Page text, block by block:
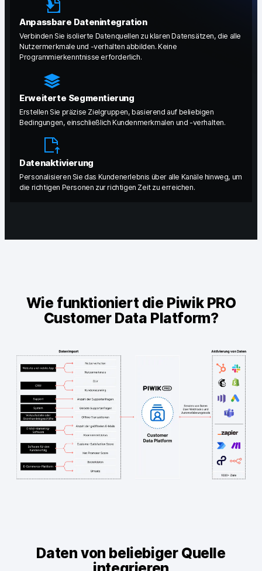
Wechsel von Matomo
Content Katalog
Fallstudien
Playbook zur Datenaktivierung
Help Center
Community Forum
Glossar
Kontakt
Medien
FR SV
Anpassbare Datenintegration
Verbinden Sie isolierte Datenquellen zu klaren Datensätzen, die alle
Nutzermerkmale und -verhalten abbilden. Keine
Programmierkenntnisse erforderlich.
Erweiterte Segmentierung
Erstellen Sie präzise Zielgruppen, basierend auf beliebigen
Bedingungen, einschließlich Kundenmerkmalen und -verhalten.
Datenaktivierung
Personalisieren Sie das Kundenerlebnis über alle Kanäle hinweg, um
die richtigen Personen zur richtigen Zeit zu erreichen.
Wie funktioniert die Piwik PRO
Customer Data Platform?
Daten von beliebiger Quelle